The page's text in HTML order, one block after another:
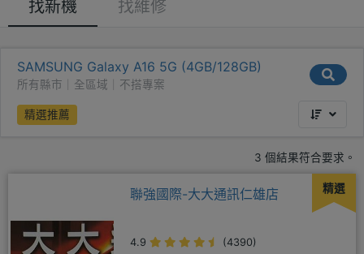
找新機 找維修
SAMSUNG Galaxy A16 5G (4GB/128GB)
所有縣市｜全區域｜不搭專案
精選推薦
3 個結果符合要求。
精選
聯強國際-大大通訊仁雄店
4.9
(4390)